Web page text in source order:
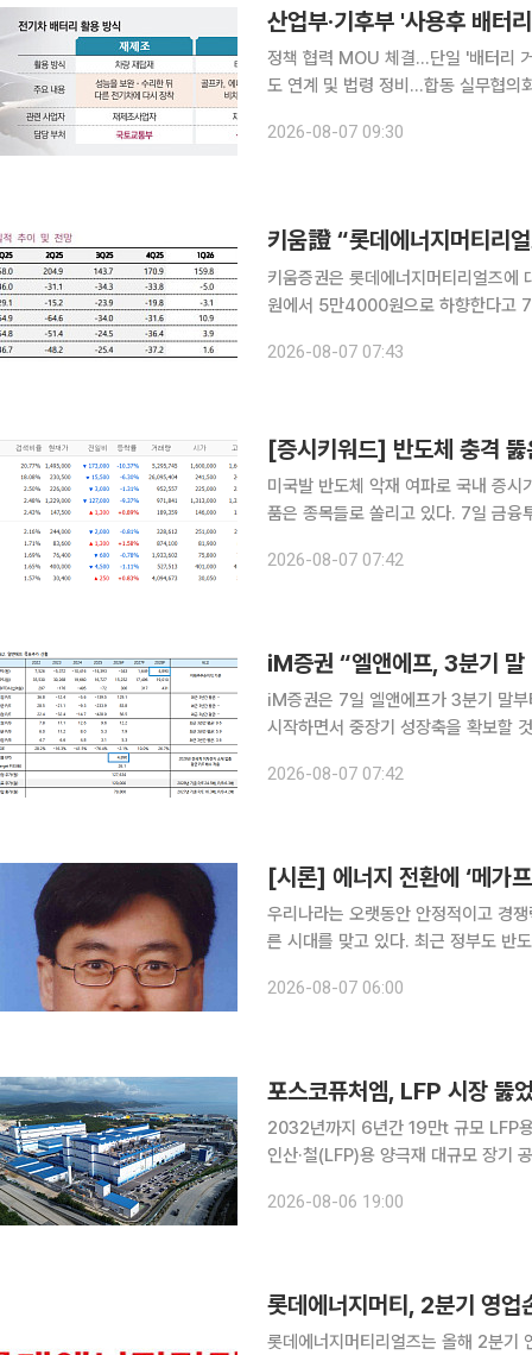
산업부·기후부 '사용후 배터
정책 협력 MOU 체결…단일 '배터리 거래·이력 관리
도 연계 및 법령 정비…합동 실무협의회 가동 산업통상부와 기후에너지환경부가 '
리 및 유통 시스템을 일원화하고, 재
2026-08-07 09:30
키움證 “롯데에너지머티리
키움증권은 롯데에너지머티리얼즈에
원에서 5만4000원으로 하향한다고 7일 밝혔다. 권준수 키움증권 연구원은
복과 가공비 인상 협상이 기대돼
2026-08-07 07:43
미국발 반도체 악재 여파로 국내 증
품은 종목들로 쏠리고 있다. 7일 금융투자업계에 따르면 이날 장 시작 전 네이버페이증권 실시간 검
히 장 개장 전 검색 비율에서 SK하
2026-08-07 07:42
iM증권 “엘앤에프, 3분기
iM증권은 7일 엘앤에프가 3분기 말
시작하면서 중장기 성장축을 확보할
권 ‘엘앤에프-LFP 양산 본격화로 추
2026-08-07 07:42
[시론] 에너지 전환에 ‘메가
우리나라는 오랫동안 안정적이고 경
른 시대를 맞고 있다. 최근 정부도 반
시아·우크라이나 전쟁과 중동 정세는
2026-08-07 06:00
포스코퓨처엠, LFP 시장 뚫
2032년까지 6년간 19만t 규모 LFP용 양극재 공급 포스코퓨처엠이 국
인산·철(LFP)용 양극재 대규모 장기
처엠은 내년부터 2032년까지 6년간
2026-08-06 19:00
롯데에너지머티, 2분기 영
롯데에너지머티리얼즈는 올해 2분